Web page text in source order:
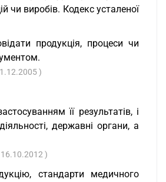
чи виробів. Кодекс усталеної
продукція, процеси чи
)
її результатів, і
державні органи, а
16.10.2012 )
стандарти медичного